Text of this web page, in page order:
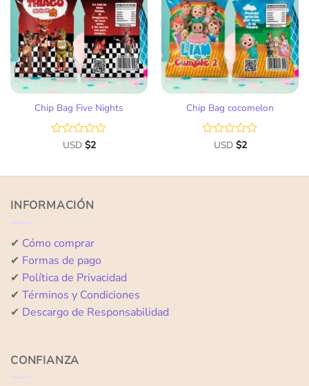
lista
de
deseos
Chip Bag Five Nights
Valorado
de
USD $2
lista
de
deseos
Chip Bag cocomelon
Valorado
de
USD $2
INFORMACIÓN
✔ Cómo comprar
✔ Formas de pago
✔ Política de Privacidad
✔ Términos y Condiciones
✔ Descargo de Responsabilidad
CONFIANZA